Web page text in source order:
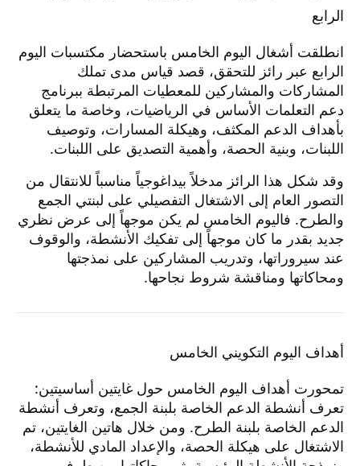
الرابع
انطلقت أشغال اليوم الخامس باستحضار مكتسبات اليوم
الرابع عبر رائز للتحقق، قصد قياس مدى تملك
المشاركات والمشاركين للمعطيات المرتبطة ببرنامج
دعم التعلمات الأساس في الرياضيات، وخاصة ما يتعلق
بأهداف الدعم المكثف، وهيكلة المسارات، وتوصيف
اللبنات، وبنية الحصة، وأهمية التصديق على اللبنات.
وقد شكل هذا الرائز مدخلاً بيداغوجياً مناسباً للانتقال من
التصور العام إلى الاشتغال التفصيلي على لبنتي الجمع
والطرح. فاليوم الخامس لم يكن موجهاً إلى عرض نظري
جديد بقدر ما كان موجهاً إلى تفكيك الأنشطة، والوقوف
عند سيروراتها، وتدريب المشاركين على نمذجتها
ومحاكاتها ومناقشة شروط نجاحها.
أهداف اليوم التكويني الخامس
تمحورت أهداف اليوم الخامس حول غايتين أساسيتين:
تعرف أنشطة الدعم الخاصة بلبنة الجمع، وتعرف أنشطة
الدعم الخاصة بلبنة الطرح. ومن خلال هاتين الغايتين، تم
الاشتغال على هيكلة الحصة، والإعداد المادي للأنشطة،